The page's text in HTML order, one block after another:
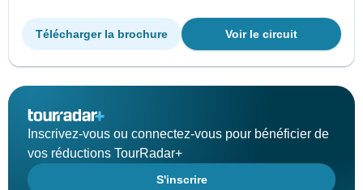
Voir le circuit
Télécharger la brochure
Inscrivez-vous ou connectez-vous pour bénéficier de
vos réductions TourRadar+
S'inscrire